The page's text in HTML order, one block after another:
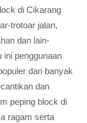
di Cikarang
trotoar jalan,
dan lain-
ini penggunaan
dan banyak
dan
peping block di
ragam serta